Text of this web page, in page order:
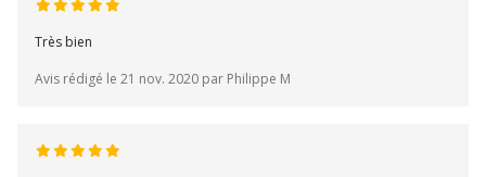
Très bien
Avis rédigé le 21 nov. 2020 par Philippe M